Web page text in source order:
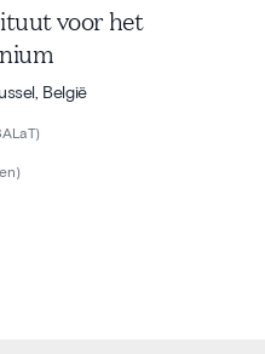
voor het
België